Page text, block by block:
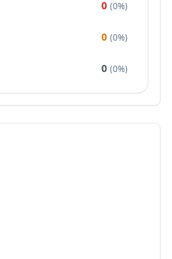
0 (0%)
0 (0%)
0 (0%)